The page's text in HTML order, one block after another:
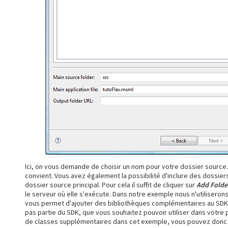
Ici, on vous demande de choisir un nom pour votre dossier
convient. Vous avez également la possibilité d'inclure des
dossier source principal. Pour cela il suffit de cliquer surAdd
le serveur où elle s'exécute. Dans notre exemple nous
vous permet d'ajouter des bibliothèques complémentaires au
pas partie du SDK, que vous souhaitez pouvoir utiliser dans
de classes supplémentaires dans cet exemple, vous pouvez